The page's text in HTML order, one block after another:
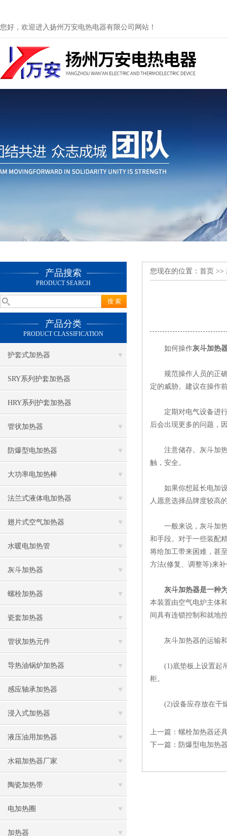
您好，欢迎进入扬州万安电热电器有限公司网站！
产品搜索
PRODUCT SEARCH
产品分类
PRODUCT CLASSIFICATION
护套式加热器
SRY系列护套加热器
HRY系列护套加热器
管状加热器
防爆型电加热器
大功率电加热棒
法兰式液体电加热器
翅片式空气加热器
水暖电加热管
灰斗加热器
螺栓加热器
瓷套加热器
管状加热元件
导热油锅炉加热器
感应轴承加热器
浸入式加热器
液压油用加热器
水箱加热器厂家
陶瓷加热带
电加热圈
加热器
您现在的位置： 首页 >>
如何操作灰斗加热
规范操作人员的正确
定的威胁。建议在操作
定期对电气设备进行
后会出现更多的问题，
注意储存。灰斗加热
触，安全。
如果你想延长电加设
人愿意选择品牌度较高
一般来说，灰斗加热
和手段。对于一些装配
将给加工带来困难，甚
方法(修复、调整等)来
灰斗加热器是一种
本装置由空气电炉主体
间具有连锁控制和就地
灰斗加热器的运输和
(1)底垫板上设置起吊
柜。
(2)设备应存放在干燥
上一篇： 螺栓加热器还
下一篇： 防爆型电加热